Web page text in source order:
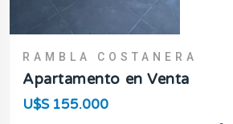
RAMBLA COSTANERA
Apartamento en Venta
U$S 155.000